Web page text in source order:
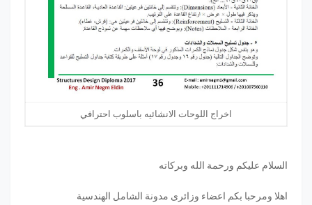
اخراج اللوحات الانشائيه باسلوب احترافي
السلام عليكم ورحمة الله وبركاته
اهلا ومرحبا بكم اعضاء وزائرى مدونة الشامل الهندسية